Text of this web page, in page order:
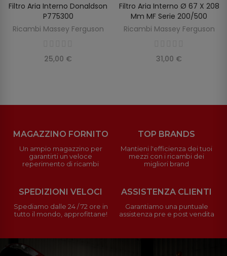
AGGIUNGI AL CARRELLO
Filtro Aria Interno Donaldson
P775300
Ricambi Massey Ferguson
25,00 €
SCOPRIRE
Filtro Aria Interno Ø 67 X 208
Mm MF Serie 200/500
Ricambi Massey Ferguson
31,00 €
MAGAZZINO FORNITO
Un ampio magazzino per
garantirti un veloce
reperimento di ricambi
TOP BRANDS
Mantieni l'efficienza dei tuoi
mezzi con i ricambi dei
migliori brand
SPEDIZIONI VELOCI
Spediamo dalle 24 / 72 ore in
tutto il mondo, approfittane!
ASSISTENZA CLIENTI
Garantiamo una puntuale
assistenza pre e post vendita